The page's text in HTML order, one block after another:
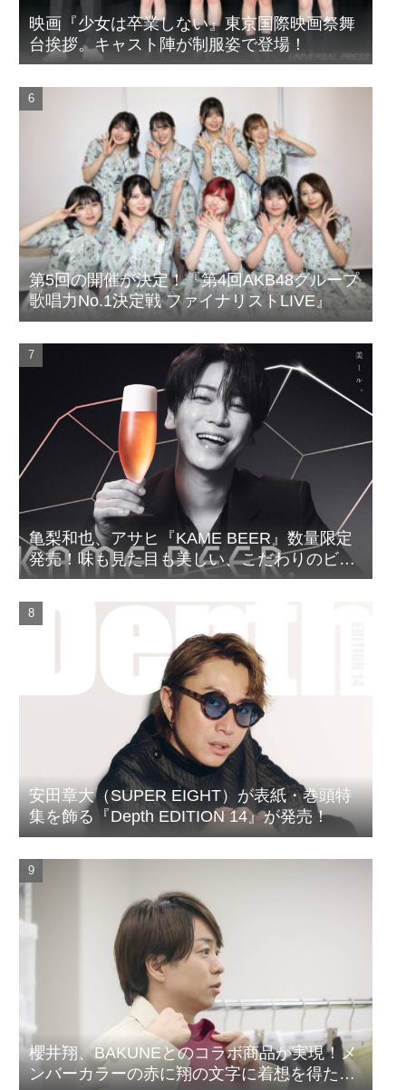
映画『少女は卒業しない』東京国際映画祭舞
台挨拶。キャスト陣が制服姿で登場！
第5回の開催が決定！『第4回AKB48グループ
歌唱力No.1決定戦 ファイナリストLIVE』
亀梨和也、アサヒ『KAME BEER』数量限定
発売！味も見た目も美しい、こだわりのビー
ルがついに完成
安田章大（SUPER EIGHT）が表紙・巻頭特
集を飾る『Depth EDITION 14』が発売！
櫻井翔、BAKUNEとのコラボ商品が実現！メ
ンバーカラーの赤に翔の文字に着想を得たデ